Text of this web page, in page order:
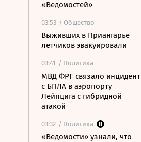
«Ведомостей»
03:53 / Общество
Выживших в Приангарье
летчиков эвакуировали
03:41 / Политика
МВД ФРГ связало инцидент
с БПЛА в аэропорту
Лейпцига с гибридной
атакой
03:32 / Политика
«Ведомости» узнали, что